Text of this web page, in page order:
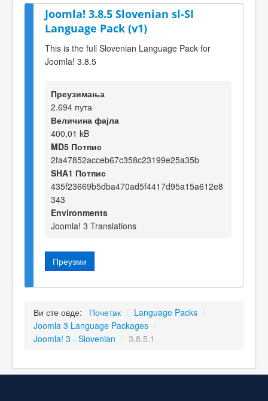
Joomla! 3.8.5 Slovenian sl-SI
Language Pack (v1)
This is the full Slovenian Language Pack for
Joomla! 3.8.5
Преузимања
2.694 пута
Величина фајла
400,01 kB
MD5 Потпис
2fa47852acceb67c358c23199e25a35b
SHA1 Потпис
435f23669b5dba470ad5f4417d95a15a612e8
343
Environments
Joomla! 3 Translations
Преузми
Ви сте овде: Почетак / Language Packs /
Joomla 3 Language Packages /
Joomla! 3 - Slovenian / 3.8.5.1